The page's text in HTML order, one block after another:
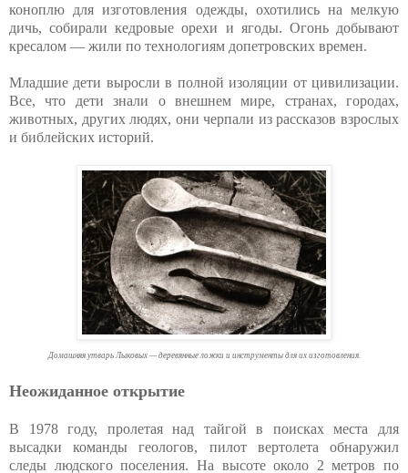
коноплю для изготовления одежды, охотились на мелкую
дичь, собирали кедровые орехи и ягоды. Огонь добывают
кресалом — жили по технологиям допетровских времен.
Младшие дети выросли в полной изоляции от цивилизации.
Все, что дети знали о внешнем мире, странах, городах,
животных, других людях, они черпали из рассказов взрослых
и библейских историй.
Домашняя утварь Лыковых — деревянные ложки и инструменты для их изготовления.
Неожиданное открытие
В 1978 году, пролетая над тайгой в поисках места для
высадки команды геологов, пилот вертолета обнаружил
следы людского поселения. На высоте около 2 метров по